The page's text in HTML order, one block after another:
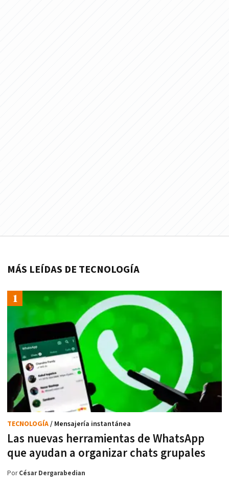
MÁS LEÍDAS DE TECNOLOGÍA
Las nuevas herramientas de WhatsApp
que ayudan a organizar chats grupales
TECNOLOGÍA/ Mensajería instantánea
PorCésar Dergarabedian